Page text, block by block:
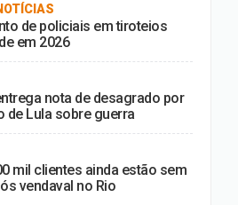
de policiais em tiroteios
em 2026
nota de desagrado por
de Lula sobre guerra
mil clientes ainda estão sem
vendaval no Rio